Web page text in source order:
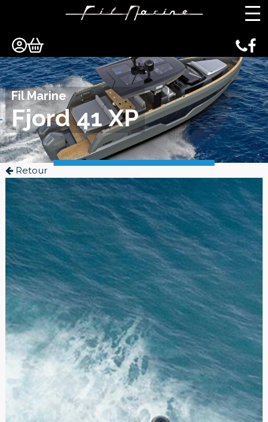
Fil Marine
Fjord 41 XP
Retour
Panneau de gestion des cookies